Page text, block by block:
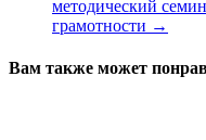
методический
грамотности →
Вам также может